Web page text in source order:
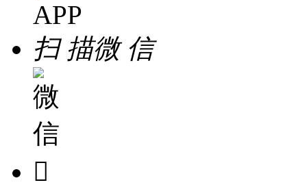
扫 描微 信
